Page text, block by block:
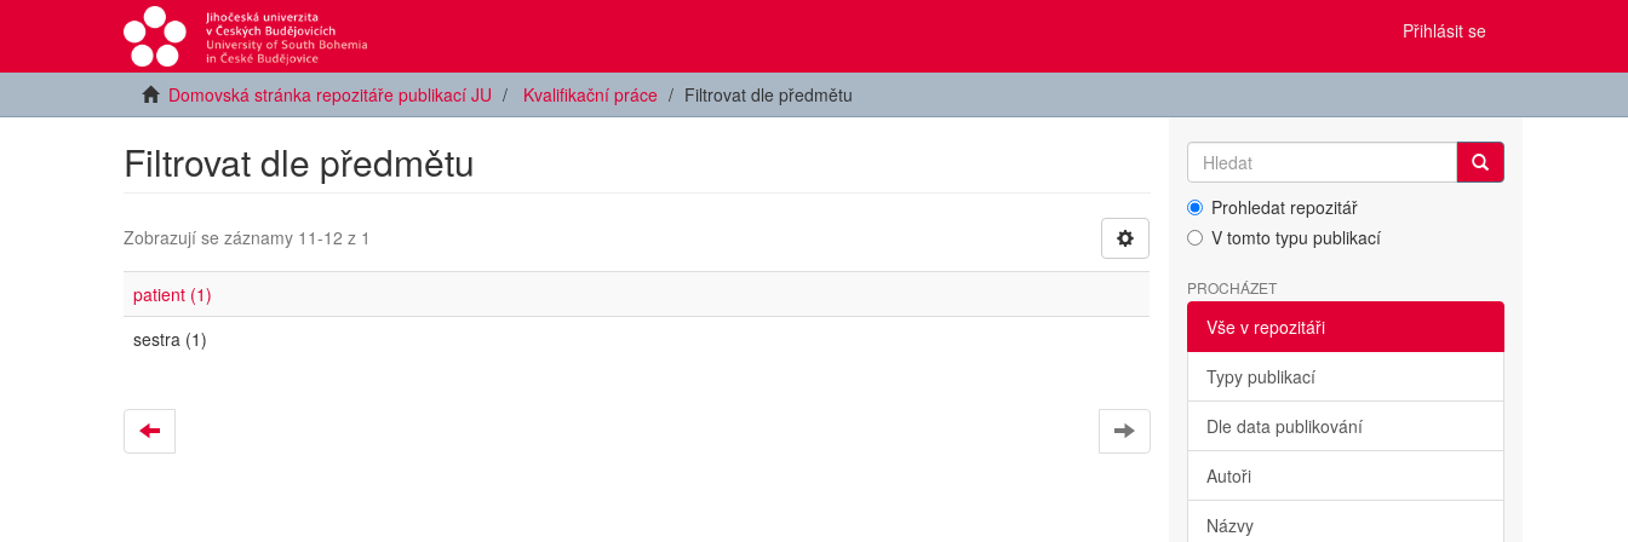
Přihlásit se
Domovská stránka repozitáře publikací JU Kvalifikační práce Filtrovat dle předmětu
Filtrovat dle předmětu
Zobrazují se záznamy 11-12 z 1
patient (1)
sestra (1)
Prohledat repozitář
V tomto typu publikací
PROCHÁZET
Vše v repozitáři
Typy publikací
Dle data publikování
Autoři
Názvy